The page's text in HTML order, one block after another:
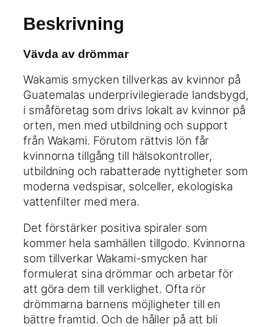
i
a
r
i
s
e
t
v
a
r
:
0
k
r
.
p
i
e
t
ä
r
1
6
8
r
e
K
e
a
t
i
o
n
M
a
r
i
e
m
ä
n
g
d
Beskrivning
Vävda av drömmar
Wakamis smycken tillverkas av kvinnor på
Guatemalas underprivilegierade landsbygd,
i småföretag som drivs lokalt av kvinnor på
orten, men med utbildning och support
från Wakami. Förutom rättvis lön får
kvinnorna tillgång till hälsokontroller,
utbildning och rabatterade nyttigheter som
moderna vedspisar, solceller, ekologiska
vattenfilter med mera.
Det förstärker positiva spiraler som
kommer hela samhällen tillgodo. Kvinnorna
som tillverkar Wakami-smycken har
formulerat sina drömmar och arbetar för
att göra dem till verklighet. Ofta rör
drömmarna barnens möjligheter till en
bättre framtid. Och de håller på att bli